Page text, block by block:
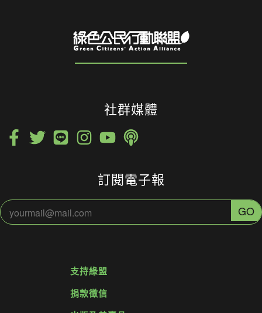
社群媒體
訂閱電子報
支持綠盟
捐款徵信